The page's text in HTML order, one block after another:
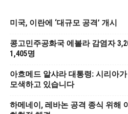
미국, 이란에 ‘대규모 공격’ 개시
콩고민주공화국 에볼라 감염자
1,405명
아흐메드 알샤라 대통령: 시리아
모색하고 있습니다
하메네이, 레바논 공격 종식 위해